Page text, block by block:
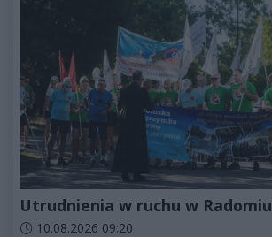
Utrudnienia w ruchu w Radomiu
Data dodania artykułu:
10.08.2026 09:20